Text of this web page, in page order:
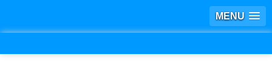
MENU